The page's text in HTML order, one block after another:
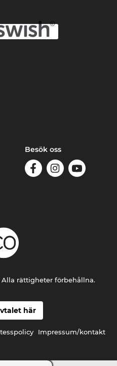
Besök oss
här
Impressum/kontakt
Alla rättigheter förbehållna.